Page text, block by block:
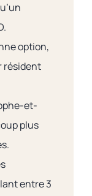
option,
résident
et-
plus
entre 3